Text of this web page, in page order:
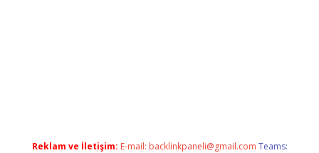
Reklam ve İletişim: E-mail: backlinkpaneli@gmail.com Teams: